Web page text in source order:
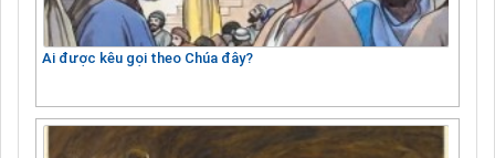
Ai được kêu gọi theo Chúa đây?